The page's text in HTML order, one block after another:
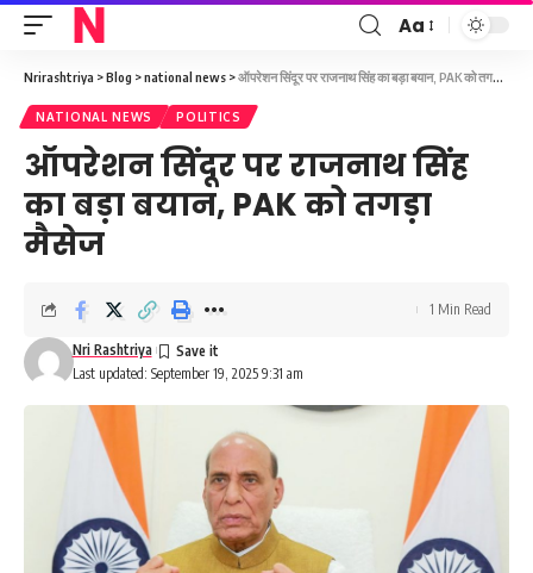
Font
Resizer
Aa
Nrirashtriya >Blog >national news >ऑपरेशन सिंदूर पर राजनाथ सिंह का बड़ा बयान, PAK को तगड़ा मैसेज
NATIONAL NEWS POLITICS
ऑपरेशन सिंदूर पर राजनाथ सिंह
का बड़ा बयान, PAK को तगड़ा
मैसेज
Last updated: September 19, 2025 9:31 am
Nri Rashtriya
1 Min Read